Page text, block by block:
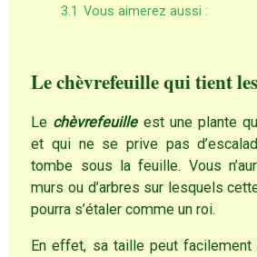
3.1 Vous aimerez aussi :
Le chèvrefeuille qui tient
Le chèvrefeuille est une plante
et qui ne se prive pas
tombe sous la feuille. Vous
murs ou d’arbres sur lesquels
pourra s’étaler comme un roi.
En effet, sa taille peut